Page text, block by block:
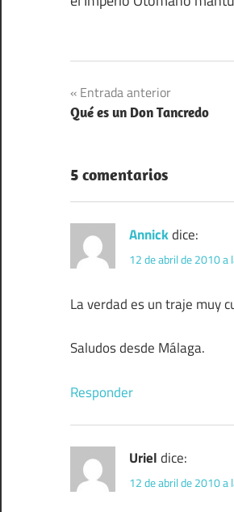
Navegación
de
entradas
Entrada anterior
Qué es un Don Tancredo
5 comentarios
Annickdice:
12 de abril de 2010 a
La verdad es un traje muy
Saludos desde Málaga.
Responder
Urieldice:
12 de abril de 2010 a